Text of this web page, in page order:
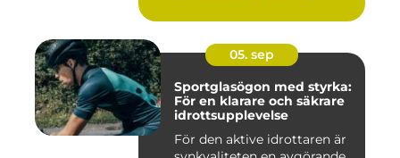
05. sep
Sportglasögon med styrka:
För en klarare och säkrare
idrottsupplevelse
För den aktive idrottaren är